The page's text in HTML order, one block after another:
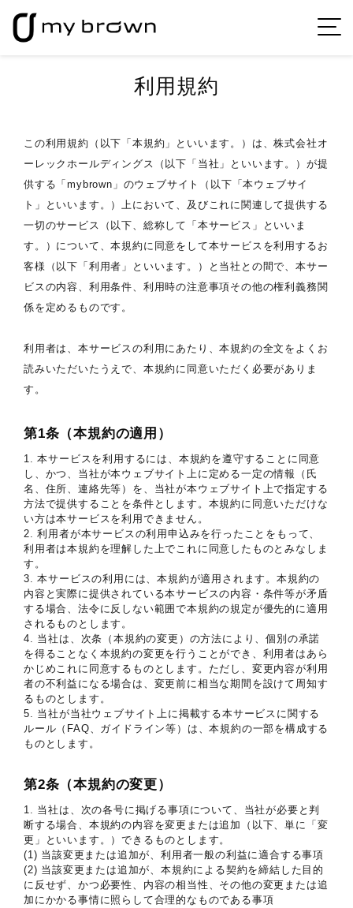
利用規約
この利用規約（以下「本規約」といいます。）は、株式会社オ
ーレックホールディングス（以下「当社」といいます。）が提
供する「mybrown」のウェブサイト（以下「本ウェブサイ
ト」といいます。）上において、及びこれに関連して提供する
一切のサービス（以下、総称して「本サービス」といいま
す。）について、本規約に同意をして本サービスを利用するお
客様（以下「利用者」といいます。）と当社との間で、本サー
ビスの内容、利用条件、利用時の注意事項その他の権利義務関
係を定めるものです。
利用者は、本サービスの利用にあたり、本規約の全文をよくお
読みいただいたうえで、本規約に同意いただく必要がありま
す。
第1条（本規約の適用）
1. 本サービスを利用するには、本規約を遵守することに同意
し、かつ、当社が本ウェブサイト上に定める一定の情報（氏
名、住所、連絡先等）を、当社が本ウェブサイト上で指定する
方法で提供することを条件とします。本規約に同意いただけな
い方は本サービスを利用できません。
2. 利用者が本サービスの利用申込みを行ったことをもって、
利用者は本規約を理解した上でこれに同意したものとみなしま
す。
3. 本サービスの利用には、本規約が適用されます。本規約の
内容と実際に提供されている本サービスの内容・条件等が矛盾
する場合、法令に反しない範囲で本規約の規定が優先的に適用
されるものとします。
4. 当社は、次条（本規約の変更）の方法により、個別の承諾
を得ることなく本規約の変更を行うことができ、利用者はあら
かじめこれに同意するものとします。ただし、変更内容が利用
者の不利益になる場合は、変更前に相当な期間を設けて周知す
るものとします。
5. 当社が当社ウェブサイト上に掲載する本サービスに関する
ルール（FAQ、ガイドライン等）は、本規約の一部を構成する
ものとします。
第2条（本規約の変更）
1. 当社は、次の各号に掲げる事項について、当社が必要と判
断する場合、本規約の内容を変更または追加（以下、単に「変
更」といいます。）できるものとします。
(1) 当該変更または追加が、利用者一般の利益に適合する事項
(2) 当該変更または追加が、本規約による契約を締結した目的
に反せず、かつ必要性、内容の相当性、その他の変更または追
加にかかる事情に照らして合理的なものである事項